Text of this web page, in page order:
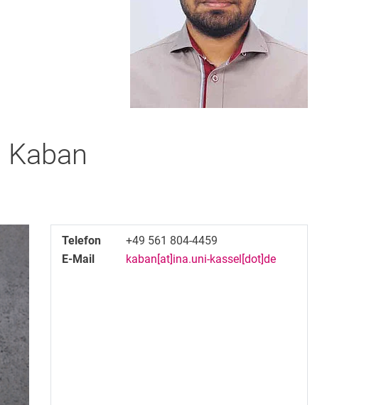
Kaban
Telefon
+49 561 804-4459
E-Mail
kaban[at]ina.uni-kassel[dot]de